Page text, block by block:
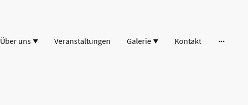
Über uns Veranstaltungen Galerie Kontakt